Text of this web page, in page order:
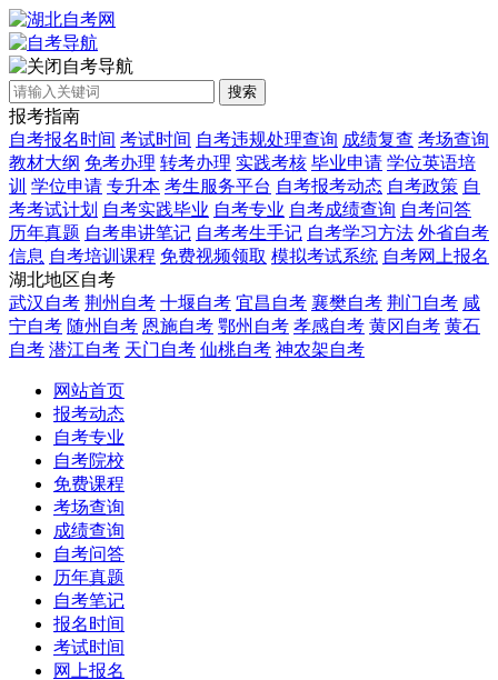
自考导航
搜索
报考指南
自考报名时间 考试时间 自考违规处理查询 成绩复查 考场查询
教材大纲 免考办理 转考办理 实践考核 毕业申请 学位英语培
训 学位申请 专升本 考生服务平台 自考报考动态 自考政策 自
考考试计划 自考实践毕业 自考专业 自考成绩查询 自考问答
历年真题 自考串讲笔记 自考考生手记 自考学习方法 外省自考
信息 自考培训课程 免费视频领取 模拟考试系统 自考网上报名
湖北地区自考
武汉自考 荆州自考 十堰自考 宜昌自考 襄樊自考 荆门自考 咸
宁自考 随州自考 恩施自考 鄂州自考 孝感自考 黄冈自考 黄石
自考 潜江自考 天门自考 仙桃自考 神农架自考
网站首页
报考动态
自考专业
自考院校
免费课程
考场查询
成绩查询
自考问答
历年真题
自考笔记
报名时间
考试时间
网上报名